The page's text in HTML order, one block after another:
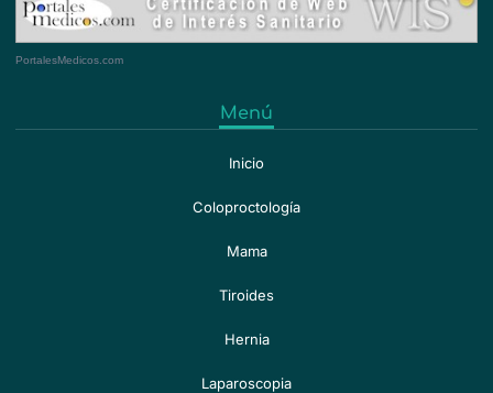
PortalesMedicos.com
Menú
Inicio
Coloproctología
Mama
Tiroides
Hernia
Laparoscopia